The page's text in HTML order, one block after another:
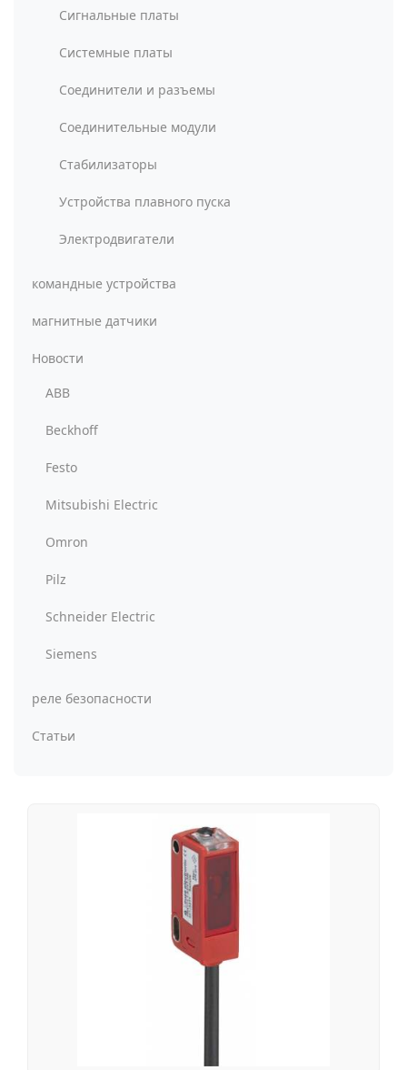
Сигнальные платы
Системные платы
Соединители и разъемы
Соединительные модули
Стабилизаторы
Устройства плавного пуска
Электродвигатели
командные устройства
магнитные датчики
Новости
ABB
Beckhoff
Festo
Mitsubishi Electric
Omron
Pilz
Schneider Electric
Siemens
реле безопасности
Статьи